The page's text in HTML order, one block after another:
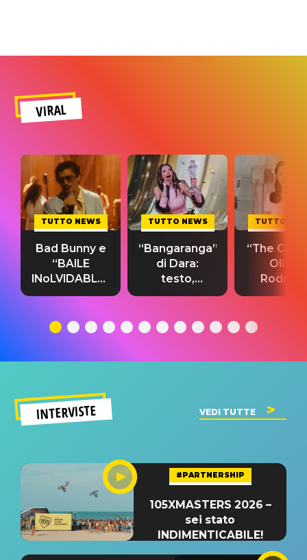
VIRAL
TUTTO NEWS
Bad Bunny e
“BAILE
INoLVIDABLE”:
testo,
significato
TUTTO NEWS
“Bangaranga”
di Dara:
testo,
traduzione e
del singolo
TUTTO
“The
Olivia
testo,
INTERVISTE VEDI TUTTE
#PARTNERSHIP
105XMASTERS 2026 –
sei stato
INDIMENTICABILE!